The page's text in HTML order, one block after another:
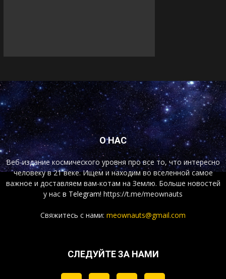
О НАС
Веб-издание космического уровня про все то, что интересно
человеку в 21 веке. Ищем и находим во вселенной самое
важное и доставляем вам-котам на Землю. Больше новостей
у нас в Telegram! https://t.me/meownauts
Свяжитесь с нами: meownauts@gmail.com
СЛЕДУЙТЕ ЗА НАМИ